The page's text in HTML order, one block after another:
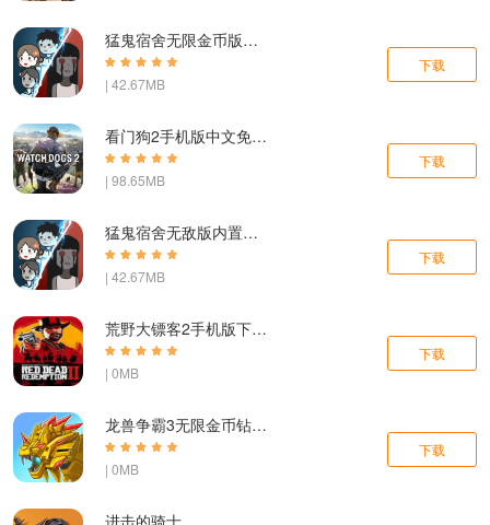
猛鬼宿舍无限金币版无限闪电下载
| 42.67MB
下载
看门狗2手机版中文免费版下载
| 98.65MB
下载
猛鬼宿舍无敌版内置功能作弊菜单下载
| 42.67MB
下载
荒野大镖客2手机版下载安装
| 0MB
下载
龙兽争霸3无限金币钻石版2023最新版
| 0MB
下载
进击的骑士